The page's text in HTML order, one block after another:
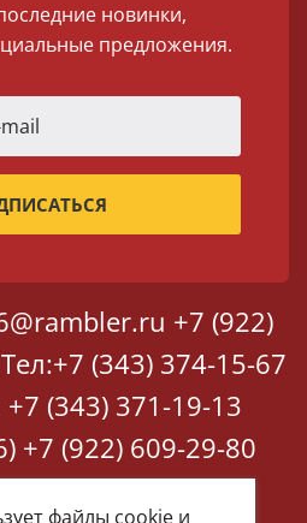
новинки,
предложения.
+7 (922)
Тел:+7 (343) 374-15-67
+7 (343) 371-19-13
+7 (922) 609-29-80
(MAX)
файлы cookie и